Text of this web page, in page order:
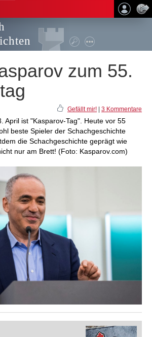
zum 55.
Gefällt mir! 3 Kommentare
April ist "Kasparov-Tag". Heute vor 55
beste Spieler der Schachgeschichte
die Schachgeschichte geprägt wie
nur am Brett! (Foto: Kasparov.com)